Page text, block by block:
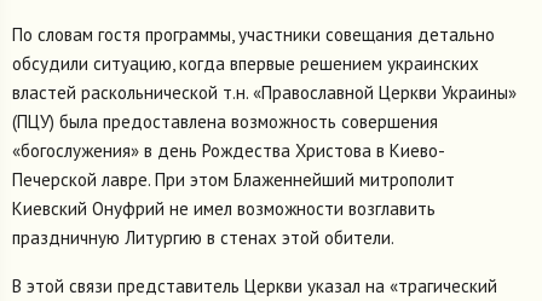
По словам гостя программы, участники совещания детально
обсудили ситуацию, когда впервые решением украинских
властей раскольнической т.н. «Православной Церкви Украины»
(ПЦУ) была предоставлена возможность совершения
«богослужения» в день Рождества Христова в Киево-
Печерской лавре. При этом Блаженнейший митрополит
Киевский Онуфрий не имел возможности возглавить
праздничную Литургию в стенах этой обители.
В этой связи представитель Церкви указал на «трагический